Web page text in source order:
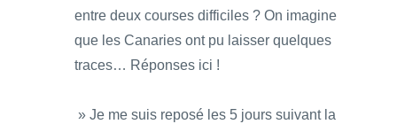
entre deux courses difficiles ? On imagine
que les Canaries ont pu laisser quelques
traces… Réponses ici !
» Je me suis reposé les 5 jours suivant la